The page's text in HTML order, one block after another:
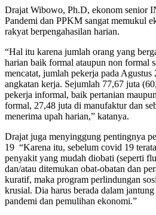
Drajat Wibowo, Ph.D, ekonom senior
Pandemi dan PPKM sangat memukul
rakyat berpengahasilan harian.
“Hal itu karena jumlah orang yang
harian baik formal ataupun non formal
mencatat, jumlah pekerja pada Agustus
angkatan kerja. Sejumlah 77,67 juta
pekerja informal, baik pertanian
formal, 27,48 juta di manufaktur dan
menerima upah harian,” katanya.
Drajat juga menyinggung pentingnya
19 “Karena itu, sebelum covid 19
penyakit yang mudah diobati (seperti
dan/atau ditemukan obat-obatan dan
kuratif, maka program perlindungan
krusial. Dia harus berada dalam
pandemi dan pemulihan ekonomi.”